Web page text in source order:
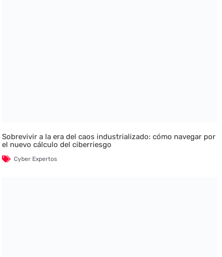
Sobrevivir a la era del caos industrializado: cómo navegar por
el nuevo cálculo del ciberriesgo
Cyber Expertos